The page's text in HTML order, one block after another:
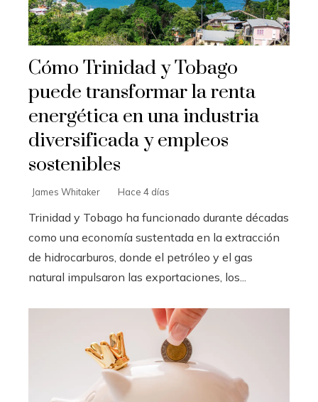
Cómo Trinidad y Tobago
puede transformar la renta
energética en una industria
diversificada y empleos
sostenibles
James Whitaker Hace 4 días
Trinidad y Tobago ha funcionado durante décadas
como una economía sustentada en la extracción
de hidrocarburos, donde el petróleo y el gas
natural impulsaron las exportaciones, los...